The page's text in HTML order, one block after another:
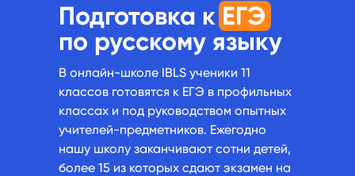
Подготовка к ЕГЭ
по русскому языку
В онлайн-школе IBLS ученики 11
классов готовятся к ЕГЭ в профильных
классах и под руководством опытных
учителей-предметников. Ежегодно
нашу школу заканчивают сотни детей,
более 15 из которых сдают экзамен на